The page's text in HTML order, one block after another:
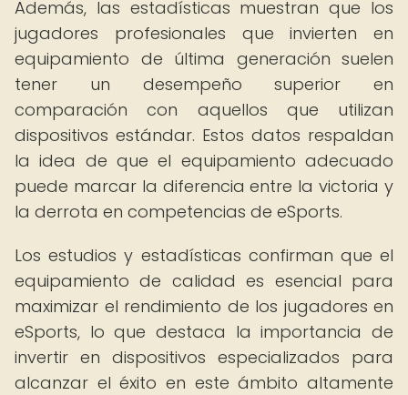
Además, las estadísticas muestran que los
jugadores profesionales que invierten en
equipamiento de última generación suelen
tener un desempeño superior en
comparación con aquellos que utilizan
dispositivos estándar. Estos datos respaldan
la idea de que el equipamiento adecuado
puede marcar la diferencia entre la victoria y
la derrota en competencias de eSports.
Los estudios y estadísticas confirman que el
equipamiento de calidad es esencial para
maximizar el rendimiento de los jugadores en
eSports, lo que destaca la importancia de
invertir en dispositivos especializados para
alcanzar el éxito en este ámbito altamente